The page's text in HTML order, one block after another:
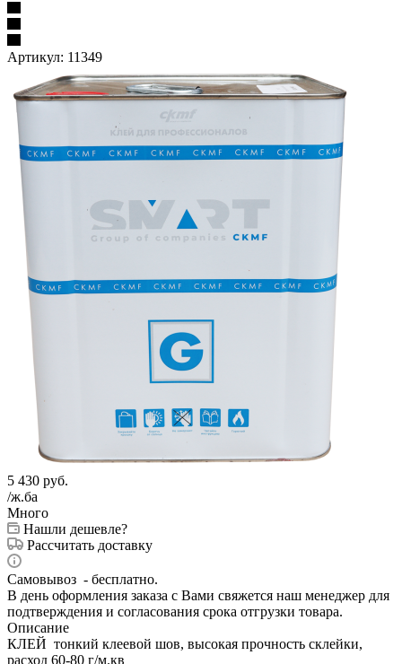
Артикул: 11349
5 430 руб.
/ж.ба
Много
Нашли дешевле?
Рассчитать доставку
Самовывоз - бесплатно.
В день оформления заказа с Вами свяжется наш менеджер для
подтверждения и согласования срока отгрузки товара.
Описание
КЛЕЙ тонкий клеевой шов, высокая прочность склейки,
расход 60-80 г/м.кв